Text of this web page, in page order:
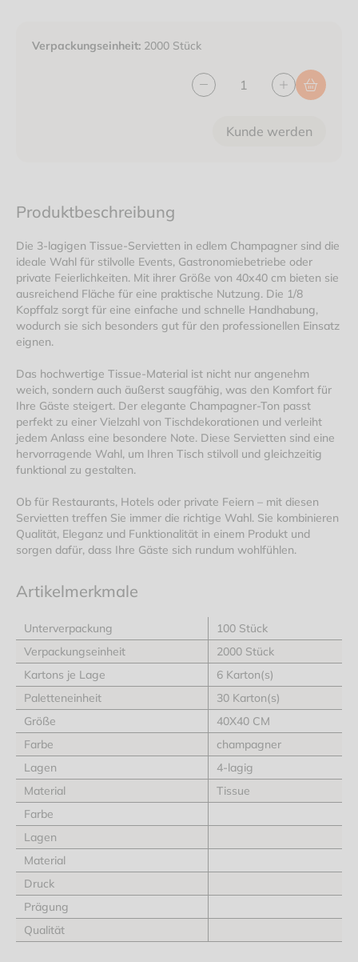
Verpackungseinheit: 2000 Stück
Kunde werden
Produktbeschreibung
Die 3-lagigen Tissue-Servietten in edlem Champagner sind die
ideale Wahl für stilvolle Events, Gastronomiebetriebe oder
private Feierlichkeiten. Mit ihrer Größe von 40x40 cm bieten sie
ausreichend Fläche für eine praktische Nutzung. Die 1/8
Kopffalz sorgt für eine einfache und schnelle Handhabung,
wodurch sie sich besonders gut für den professionellen Einsatz
eignen.
Das hochwertige Tissue-Material ist nicht nur angenehm
weich, sondern auch äußerst saugfähig, was den Komfort für
Ihre Gäste steigert. Der elegante Champagner-Ton passt
perfekt zu einer Vielzahl von Tischdekorationen und verleiht
jedem Anlass eine besondere Note. Diese Servietten sind eine
hervorragende Wahl, um Ihren Tisch stilvoll und gleichzeitig
funktional zu gestalten.
Ob für Restaurants, Hotels oder private Feiern – mit diesen
Servietten treffen Sie immer die richtige Wahl. Sie kombinieren
Qualität, Eleganz und Funktionalität in einem Produkt und
sorgen dafür, dass Ihre Gäste sich rundum wohlfühlen.
Artikelmerkmale
Unterverpackung
100 Stück
Verpackungseinheit
2000 Stück
Kartons je Lage
6 Karton(s)
Paletteneinheit
30 Karton(s)
Größe
40X40 CM
Farbe
champagner
Lagen
4-lagig
Material
Tissue
Farbe
Lagen
Material
Druck
Prägung
Qualität